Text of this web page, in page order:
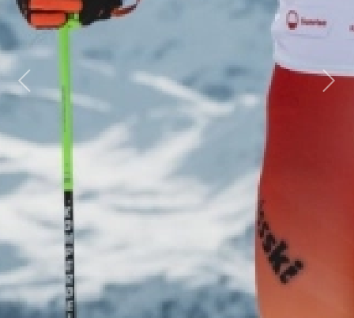
Previous Next